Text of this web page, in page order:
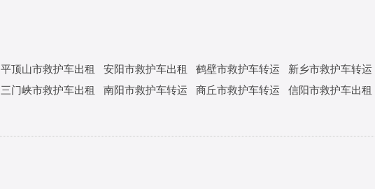
平顶山市救护车出租 安阳市救护车出租 鹤壁市救护车转运 新乡市救护车转运
三门峡市救护车出租 南阳市救护车转运 商丘市救护车转运 信阳市救护车出租